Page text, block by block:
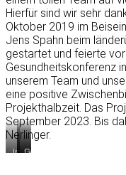
Hierfür sind wir sehr
Oktober 2019 im
Jens Spahn beim
gestartet und feierte
Gesundheitskonferenz
unserem Team und
eine positive
Projekthalbzeit. Das
September 2023. Bis
Nerlinger.
Impulsbeitrag
Schatzmeister
Geschäftsführer